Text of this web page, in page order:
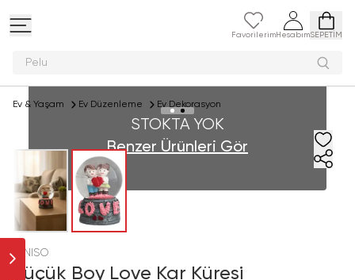
Favorilerim HesabımSEPETİM
Peluş o
Ev & Yaşam Ev Düzenleme Ev Dekorasyon
STOKTA YOK
Benzer Ürünleri Gör
MINISO
Küçük Boy Love Kar Küresi